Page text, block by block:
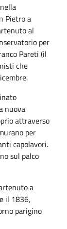
Pietro a
al
per
Pareti (il
che
nuova
attraverso
per
capolavori.
sul palco
a
il 1836,
parigino